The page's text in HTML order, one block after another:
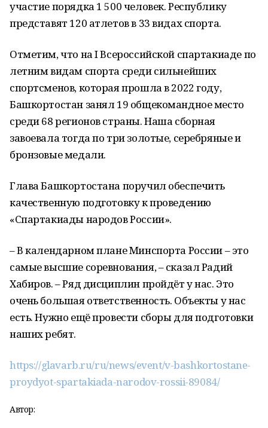
участие порядка 1 500 человек. Республику
представят 120 атлетов в 33 видах спорта.
Отметим, что на I Всероссийской спартакиаде по
летним видам спорта среди сильнейших
спортсменов, которая прошла в 2022 году,
Башкортостан занял 19 общекомандное место
среди 68 регионов страны. Наша сборная
завоевала тогда по три золотые, серебряные и
бронзовые медали.
Глава Башкортостана поручил обеспечить
качественную подготовку к проведению
«Спартакиады народов России».
– В календарном плане Минспорта России – это
самые высшие соревнования, – сказал Радий
Хабиров. – Ряд дисциплин пройдёт у нас. Это
очень большая ответственность. Объекты у нас
есть. Нужно ещё провести сборы для подготовки
наших ребят.
https://glavarb.ru/ru/news/event/v-bashkortostane-
proydyot-spartakiada-narodov-rossii-89084/
Автор: